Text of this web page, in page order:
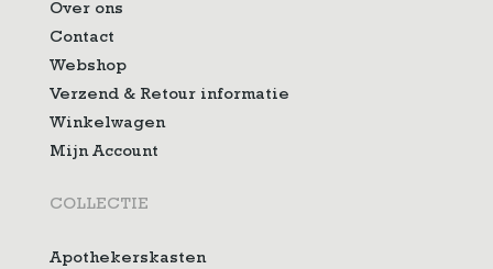
Over ons
Contact
Webshop
Verzend & Retour informatie
Winkelwagen
Mijn Account
COLLECTIE
Apothekerskasten